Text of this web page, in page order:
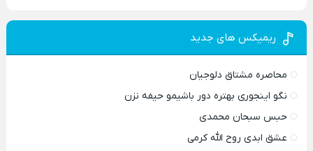
ریمیکس های جدید
محاصره مشتاق دلوجیان
نگو اینجوری بهتره دور باشیمو حیفه نزن
حبس سبحان محمدی
عشق ابدی روح الله کرمی